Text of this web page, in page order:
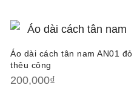
Áo dài cách tân nam AN01 đỏ
thêu công
200,000₫